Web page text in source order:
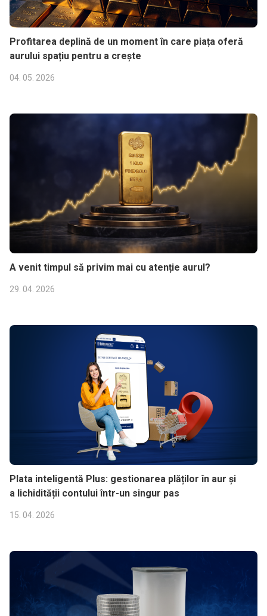
Profitarea deplină de un moment în care piața oferă
aurului spațiu pentru a crește
04. 05. 2026
A venit timpul să privim mai cu atenție aurul?
29. 04. 2026
Plata inteligentă Plus: gestionarea plăților în aur și
a lichidității contului într-un singur pas
15. 04. 2026